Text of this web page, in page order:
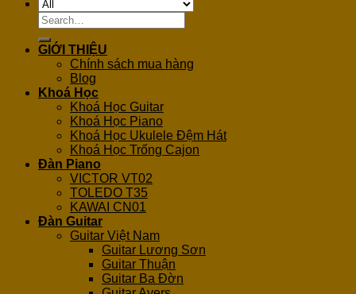
Search
for:
GIỚI THIỆU
Chính sách mua hàng
Blog
Khoá Học
Khoá Học Guitar
Khoá Học Piano
Khoá Học Ukulele Đệm Hát
Khoá Học Trống Cajon
Đàn Piano
VICTOR VT02
TOLEDO T35
KAWAI CN01
Đàn Guitar
Guitar Việt Nam
Guitar Lương Sơn
Guitar Thuận
Guitar Ba Đờn